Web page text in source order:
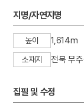
1
6 노국
지명/자연지명
높이 1,614m
소재지 전북 무
집필 및 수정